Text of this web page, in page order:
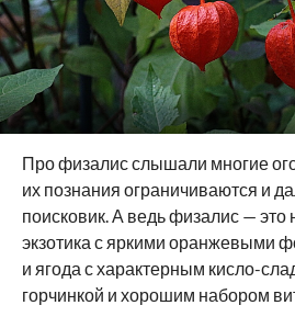
Про физалис слышали многие
их познания ограничиваются и
поисковик. А ведь физалис — это
экзотика с яркими оранжевыми
и ягода с характерным кисло-
горчинкой и хорошим набором